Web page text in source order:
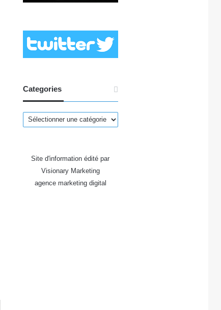
Categories
Categories
Site d'information édité par
Visionary Marketing
agence marketing digital